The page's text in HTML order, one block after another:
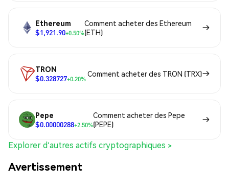
Ethereum
$1,921.90+0.50%
Comment acheter des Ethereum
(ETH)
TRON
$0.328727+0.20%
Comment acheter des TRON (TRX)
Pepe
$0.00000288+2.50%
Comment acheter des Pepe
(PEPE)
Explorer d'autres actifs cryptographiques >
Avertissement